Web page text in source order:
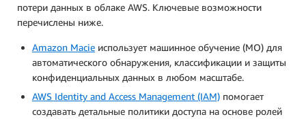
потери данных в облаке AWS. Ключевые возможности
перечислены ниже.
Amazon Macie использует машинное обучение (МО) для
автоматического обнаружения, классификации и защиты
конфиденциальных данных в любом масштабе.
AWS Identity and Access Management (IAM) помогает
создавать детальные политики доступа на основе ролей